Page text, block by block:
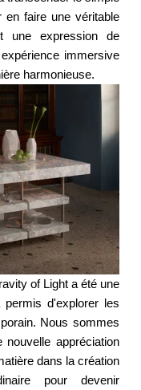
faire une véritable
une expression de
immersive
harmonieuse.
of Light a été une
d'explorer les
Nous sommes
appréciation
dans la création
pour devenir